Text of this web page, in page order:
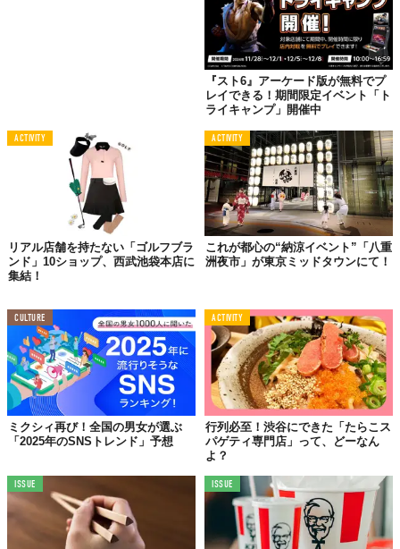
© 株式会社ラーメンデータバンク
© 株式会社ラーメンデータバンク
駒沢公園で味わう、日本トップクラスのラーメン体験
会場は駒沢オリンピック公園の中央広場で、入場は無料。ラーメ
ンは1杯1,100円のチケット制となっている。
前売りチケットは10月1日から全国のセブン-イレブンで販売が開
始されるほか、今年は数量限定でお得なセット券も用意される見
込みだ。
『スト6』アーケード版が無料でプ
レイできる！期間限定イベント「ト
ライキャンプ」開催中
ACTIVITY
リアル店舗を持たない「ゴルフブラ
ンド」10ショップ、西武池袋本店に
集結！
ACTIVITY
これが都心の“納涼イベント”「八重
洲夜市」が東京ミッドタウンにて！
CULTURE
ミクシィ再び！全国の男女が選ぶ
「2025年のSNSトレンド」予想
ACTIVITY
行列必至！渋谷にできた「たらこス
パゲティ専門店」って、どーなん
よ？
ISSUE ISSUE